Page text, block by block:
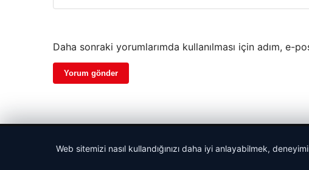
Daha sonraki yorumlarımda kullanılması için adım, e-
Web sitemizi nasıl kullandığınızı daha iyi anlayabilmek,